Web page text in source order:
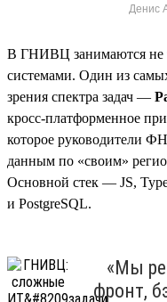
Денис
В ГНИВЦ занимаются не
системами. Один из
зрения спектра задач —
кросс-платформенное
которое руководители
данным по «своим»
Основной стек — JS,
и PostgreSQL.
«Мы
фронт,